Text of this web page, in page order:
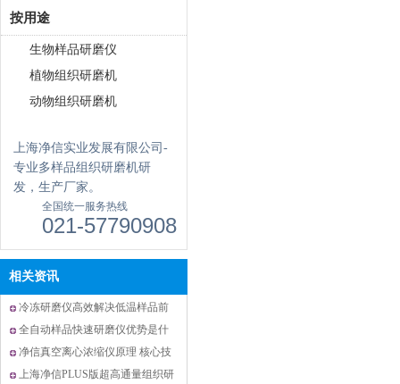
按用途
生物样品研磨仪
植物组织研磨机
动物组织研磨机
上海净信实业发展有限公司-
专业多样品组织研磨机研
发，生产厂家。
全国统一服务热线
021-57790908
相关资讯
冷冻研磨仪高效解决低温样品前
处理中样品活性被破坏难题
全自动样品快速研磨仪优势是什
么？
净信真空离心浓缩仪原理 核心技
术打造高效样品浓缩解决方案
上海净信PLUS版超高通量组织研